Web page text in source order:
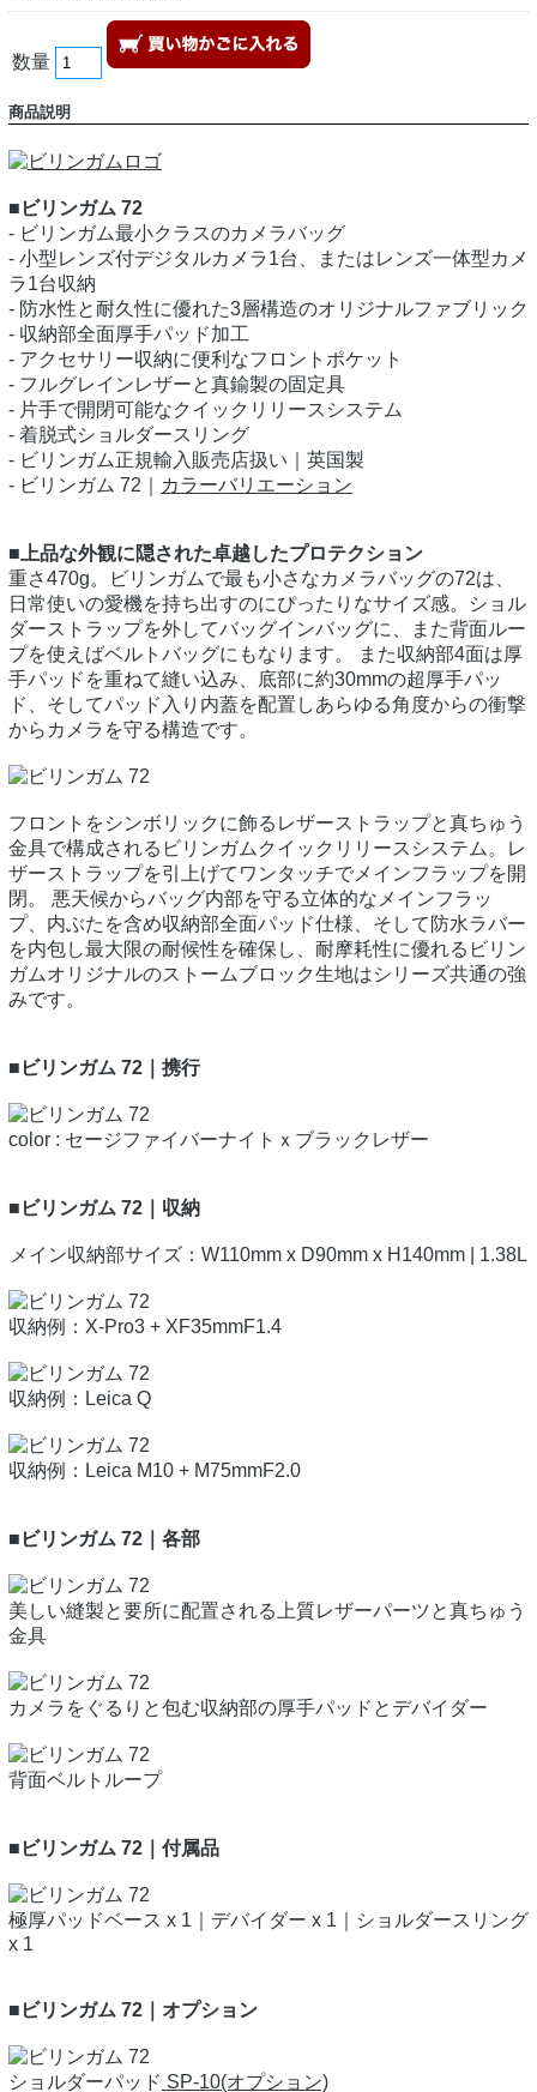
数量
商品説明
■ビリンガム 72
- ビリンガム最小クラスのカメラバッグ
- 小型レンズ付デジタルカメラ1台、またはレンズ一体型カメ
ラ1台収納
- 防水性と耐久性に優れた3層構造のオリジナルファブリック
- 収納部全面厚手パッド加工
- アクセサリー収納に便利なフロントポケット
- フルグレインレザーと真鍮製の固定具
- 片手で開閉可能なクイックリリースシステム
- 着脱式ショルダースリング
- ビリンガム正規輸入販売店扱い｜英国製
- ビリンガム 72｜
カラーバリエーション
■上品な外観に隠された卓越したプロテクション
重さ470g。ビリンガムで最も小さなカメラバッグの72は、
日常使いの愛機を持ち出すのにぴったりなサイズ感。ショル
ダーストラップを外してバッグインバッグに、また背面ルー
プを使えばベルトバッグにもなります。 また収納部4面は厚
手パッドを重ねて縫い込み、底部に約30mmの超厚手パッ
ド、そしてパッド入り内蓋を配置しあらゆる角度からの衝撃
からカメラを守る構造です。
フロントをシンボリックに飾るレザーストラップと真ちゅう
金具で構成されるビリンガムクイックリリースシステム。レ
ザーストラップを引上げてワンタッチでメインフラップを開
閉。 悪天候からバッグ内部を守る立体的なメインフラッ
プ、内ぶたを含め収納部全面パッド仕様、そして防水ラバー
を内包し最大限の耐候性を確保し、耐摩耗性に優れるビリン
ガムオリジナルのストームブロック生地はシリーズ共通の強
みです。
■ビリンガム 72｜携行
color : セージファイバーナイトｘブラックレザー
■ビリンガム 72｜収納
メイン収納部サイズ：W110mm x D90mm x H140mm | 1.38L
収納例：X-Pro3 + XF35mmF1.4
収納例：Leica Q
収納例：Leica M10 + M75mmF2.0
■ビリンガム 72｜各部
美しい縫製と要所に配置される上質レザーパーツと真ちゅう
金具
カメラをぐるりと包む収納部の厚手パッドとデバイダー
背面ベルトループ
■ビリンガム 72｜付属品
極厚パッドベース x 1｜デバイダー x 1｜ショルダースリング
x 1
■ビリンガム 72｜オプション
ショルダーパッド SP-10(オプション)